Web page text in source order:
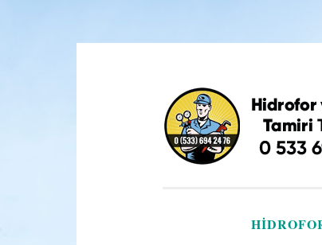
İçeriğe
geç